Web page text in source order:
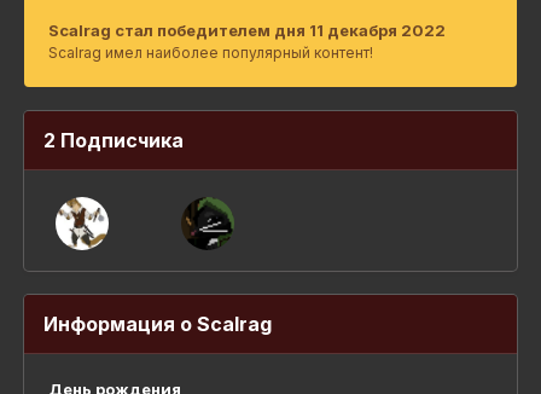
Scalrag стал победителем дня 11 декабря 2022
Scalrag имел наиболее популярный контент!
2 Подписчика
Информация о Scalrag
День рождения